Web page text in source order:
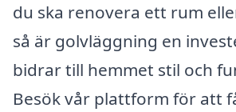
du ska renovera ett rum
så är golvläggning en
bidrar till hemmet stil och
Besök vår plattform för att